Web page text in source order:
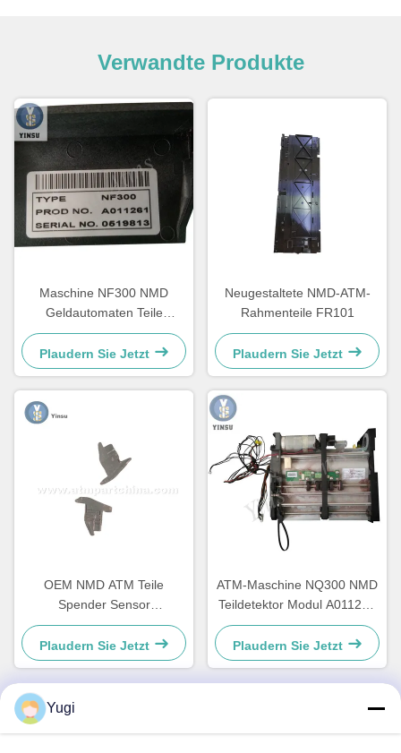
Verwandte Produkte
Maschine NF300 NMD
Geldautomaten Teile
Anmerkung Feeder A011261
Für Kiosk Gaming Maschine
Plaudern Sie Jetzt
Neugestaltete NMD-ATM-
Rahmenteile FR101
Plaudern Sie Jetzt
OEM NMD ATM Teile
Spender Sensor
Diodenhalter A001486
Plaudern Sie Jetzt
ATM-Maschine NQ300 NMD
Teildetektor Modul A011263
für Bankgeräte
Plaudern Sie Jetzt
Yugi